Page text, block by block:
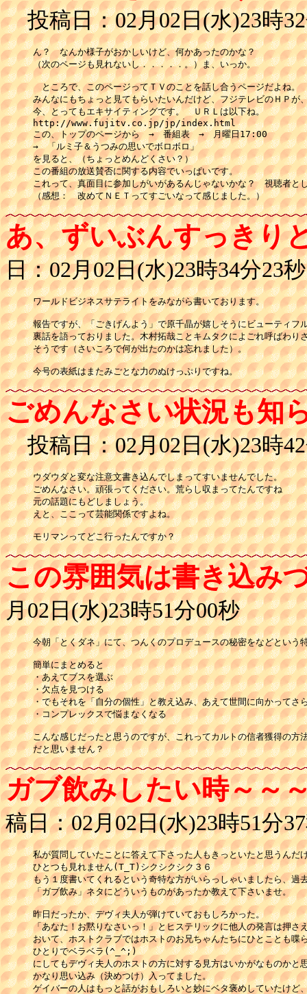
投稿日：02月02日(水)23時
ん？　なんか様子がおかしいけど、何かあったのかな？
（次のページも見れないし．．．．．。）ま、いっか。
ところで、このページってＴＶのことを話し合うページだよね。
みんなにもちょっと見てもらいたいんだけど、フジテレビのＨＰが
今、とってもエキサイティングです。　ＵＲＬは以下ね。
http://www.fujitv.co.jp/jp/index.html
この、トップのページから　→　番組表　→　月曜日17:00
→　「ルミ子＆うつみの思いでボロボロ」
を見ると、（ちょっとめんどくさい？）
この番組の放送賛否に関する内容でいっぱいです。
これって、真面目に参加しがいがあるんじゃないかな？　視聴者と
（感想：　改めてＮＥＴってすごいなって感じました。）
あ、ずいぶんすっきり
日：02月02日(水)23時34分23秒
ワールドビジネスサテライトをみながら書いております。
報告ですが、「ごきげんよう」で原千晶が嬉しそうにビューティフ
裏話を語っておりました。木村拓哉ことキムタクによごれ呼ばわり
そうです（さいころで何が出たのかは忘れました）。
今号の表紙はまたみごとな力のぬけっぷりですね。
ごめんなさい状況も知
投稿日：02月02日(水)23時
ウダウダと変な注意文書き込んでしまってすいませんでした。
ごめんなさい。頑張ってください。荒らし収まってたんですね
元の話題にもどしましょう。
えと、ここって芸能関係ですよね。
この雰囲気は書き込み
月02日(水)23時51分00秒
今朝「とくダネ」にて、つんくのプロデュースの秘密をなどという
簡単にまとめると
・あえてブスを選ぶ
・欠点を見つける
・でもそれを「自分の個性」と教え込み、あえて世間に向かってさ
・コンプレックスで悩まなくなる
こんな感じだったと思うのですが、これってカルトの信者獲得の方
ガブ飲みしたい時～～
稿日：02月02日(水)23時51分
私が質問していたことに答えて下さった人もきっといたと思うんだ
ひとつも見れません(T_T)シクシクシク３６
もう１度書いてくれるという奇特な方がいらっしゃいましたら、過
「ガブ飲み」ネタにどういうものがあったか教えて下さいませ。
昨日だったか、デヴィ夫人が弾けていておもしろかった。
「あなた！お黙りなさいっ！」とヒステリックに他人の発言は押さ
おいて、ホストクラブではホストのお兄ちゃんたちにひとことも喋
ひとりでベラベラ(^_^;)
にしてもデヴィ夫人のホストの方に対する見方はいかがなものかと
かなり思い込み（決めつけ）入ってました。
ゲイバーの人はもっと話がおもしろいと妙にベタ褒めしていたけど